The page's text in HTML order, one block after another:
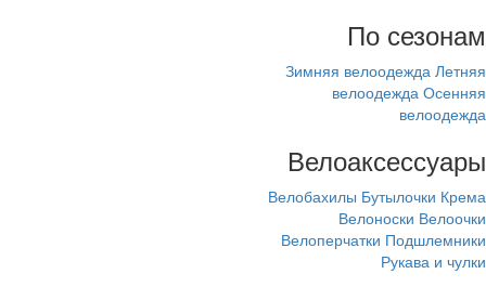
По сезонам
Зимняя велоодежда Летняя
велоодежда Осенняя
велоодежда
Велоаксессуары
Велобахилы Бутылочки Крема
Велоноски Велоочки
Велоперчатки Подшлемники
Рукава и чулки